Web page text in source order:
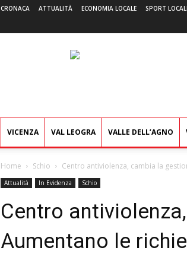
CRONACA ATTUALITÀ ECONOMIA LOCALE SPORT
VICENZA VAL LEOGRA VALLE DELL’AGNO
Home Schio Centro antiviolenza, cambia la
Attualità In Evidenza Schio
Centro
Aumentano le